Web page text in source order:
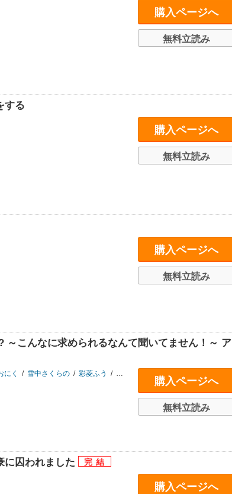
購入ページへ
無料立読み
する
購入ページへ
無料立読み
購入ページへ
無料立読み
～こんなに求められるなんて聞いてません！～ ア
にく / 雪中さくらの / 彩菱ふう /
購入ページへ
無料立読み
に囚われました
購入ページへ